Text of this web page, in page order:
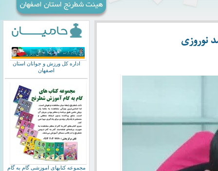
نوروزی
اداره کل ورزش و جوانان استان
اصفهان
مجموعه کتابهای اموزشی گام به گام